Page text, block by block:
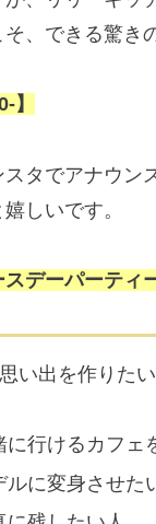
、できる驚き
】
タでアナウン
しいです。
デーパーティ
い出を作りた
に行けるカフェ
ルに変身させた